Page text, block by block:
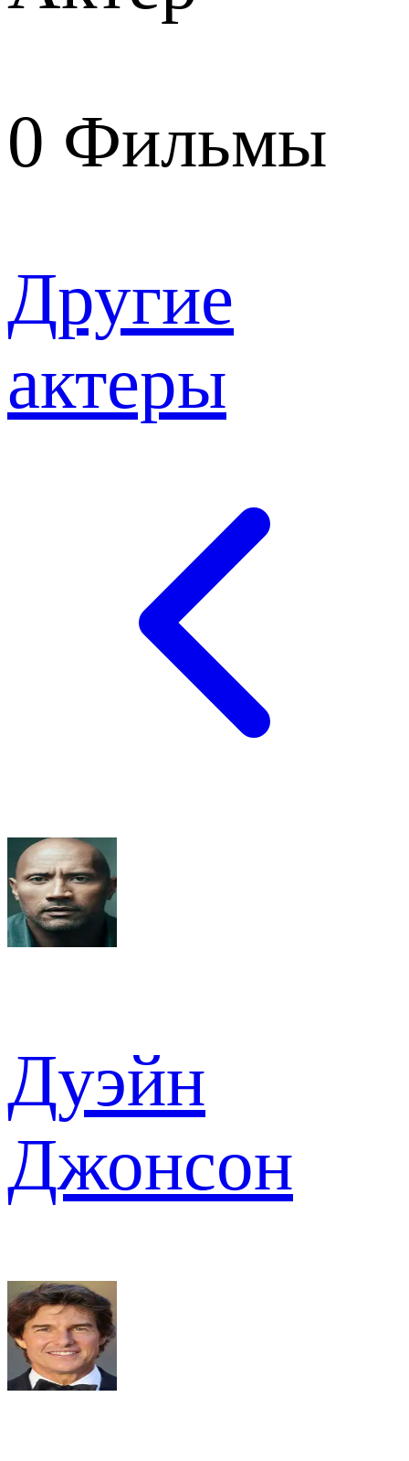
0 Фильмы
Другие
актеры
Дуэйн
Джонсон